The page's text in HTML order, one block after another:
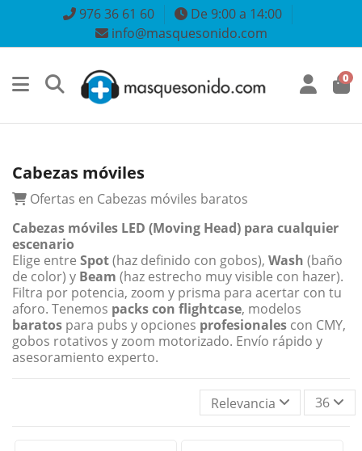
976 36 61 60
De 9:00 a 14:00
info@masquesonido.com
0
Cabezas móviles
Ofertas en Cabezas móviles baratos
Cabezas móviles LED (Moving Head) para cualquier
escenario
Elige entre Spot(haz definido con gobos), Wash (baño
de color) y Beam (haz estrecho muy visible con hazer).
Filtra por potencia, zoom y prisma para acertar con tu
aforo. Tenemos packs con flightcase, modelos
baratos para pubs y opciones profesionales con CMY,
gobos rotativos y zoom motorizado. Envío rápido y
asesoramiento experto.
Relevancia 36